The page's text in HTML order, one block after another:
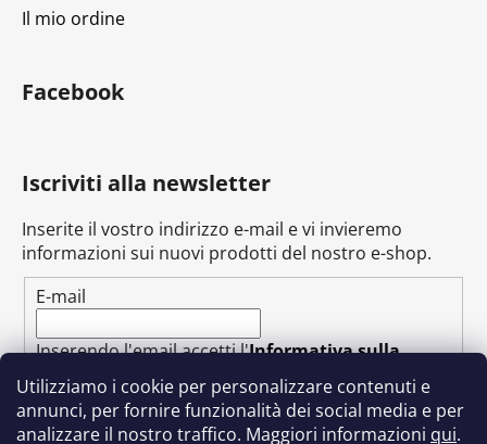
Utilizziamo i cookie per personalizzare contenuti e
annunci, per fornire funzionalità dei social media e per
analizzare il nostro traffico. Maggiori informazioni qui.
Il mio ordine
Facebook
Iscriviti alla newsletter
Inserite il vostro indirizzo e-mail e vi invieremo
informazioni sui nuovi prodotti del nostro e-shop.
E-mail
Inserendo l'email accetti l'Informativa sulla
privacy
ABBONARSI